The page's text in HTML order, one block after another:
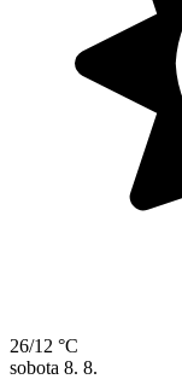
26/12 °C
sobota 8. 8.